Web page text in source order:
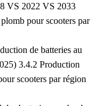
VS 2022 VS 2033
pour scooters par
de batteries au
3.4.2 Production
scooters par région